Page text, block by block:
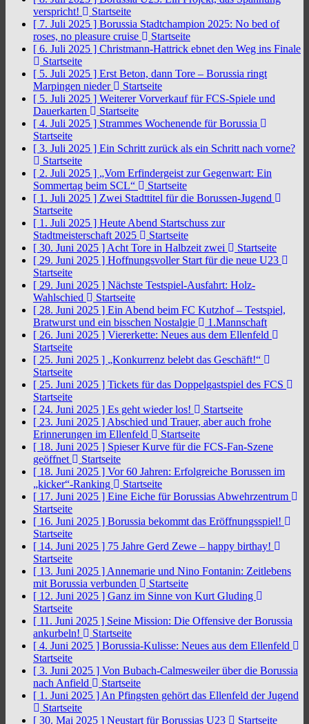
verspricht!
Startseite
[ 7. Juli 2025 ] Borussia Stadtchampion 2025: No bed of
roses, no pleasure cruise
Startseite
[ 6. Juli 2025 ] Christmann-Hattrick ebnet den Weg ins Finale
Startseite
[ 5. Juli 2025 ] Erst Beton, dann Tore – Borussia ringt
Marpingen nieder
Startseite
[ 5. Juli 2025 ] Weiterer Vorverkauf für FCS-Spiele und
Dauerkarten
Startseite
[ 4. Juli 2025 ] Strammes Wochenende für Borussia
Startseite
[ 3. Juli 2025 ] Ein Schritt zurück als ein Schritt nach vorne?
Startseite
[ 2. Juli 2025 ] „Vom Erfindergeist zur Gegenwart: Ein
Sommertag beim SCL“
Startseite
[ 1. Juli 2025 ] Zwei Stadttitel für die Borussen-Jugend
Startseite
[ 1. Juli 2025 ] Heute Abend Startschuss zur
Stadtmeisterschaft 2025
Startseite
[ 30. Juni 2025 ] Acht Tore in Halbzeit zwei
Startseite
[ 29. Juni 2025 ] Hoffnungsvoller Start für die neue U23
Startseite
[ 29. Juni 2025 ] Nächste Testspiel-Ausfahrt: Holz-
Wahlschied
Startseite
[ 28. Juni 2025 ] Ein Abend beim FC Kutzhof – Testspiel,
Bratwurst und ein bisschen Nostalgie
1.Mannschaft
[ 26. Juni 2025 ] Viererkette: Neues aus dem Ellenfeld
Startseite
[ 25. Juni 2025 ] „Konkurrenz belebt das Geschäft!“
Startseite
[ 25. Juni 2025 ] Tickets für das Doppelgastspiel des FCS
Startseite
[ 24. Juni 2025 ] Es geht wieder los!
Startseite
[ 23. Juni 2025 ] Abschied und Trauer, aber auch frohe
Erinnerungen im Ellenfeld
Startseite
[ 18. Juni 2025 ] Spieser Kurve für die FCS-Fan-Szene
geöffnet
Startseite
[ 18. Juni 2025 ] Vor 60 Jahren: Erfolgreiche Borussen im
„kicker“-Ranking
Startseite
[ 17. Juni 2025 ] Eine Eiche für Borussias Abwehrzentrum
Startseite
[ 16. Juni 2025 ] Borussia bekommt das Eröffnungsspiel!
Startseite
[ 14. Juni 2025 ] 75 Jahre Gerd Zewe – happy birthay!
Startseite
[ 13. Juni 2025 ] Annemarie und Nino Fontanin: Zeitlebens
mit Borussia verbunden
Startseite
[ 12. Juni 2025 ] Ganz im Sinne von Kurt Gluding
Startseite
[ 11. Juni 2025 ] Seine Mission: Die Offensive der Borussia
ankurbeln!
Startseite
[ 4. Juni 2025 ] Borussia-Kulisse: Neues aus dem Ellenfeld
Startseite
[ 3. Juni 2025 ] Von Bubach-Calmesweiler über die Borussia
nach Anfield
Startseite
[ 1. Juni 2025 ] An Pfingsten gehört das Ellenfeld der Jugend
Startseite
[ 30. Mai 2025 ] Neustart für Borussias U23
Startseite